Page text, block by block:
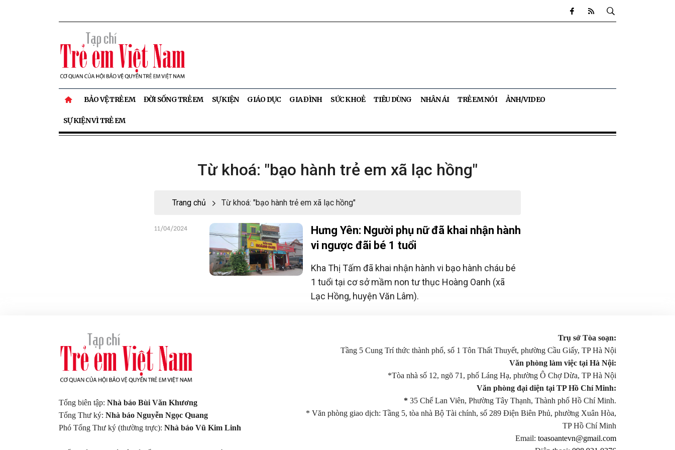
BẢO VỆ TRẺ EM ĐỜI SỐNG TRẺ EM SỰ KIỆN GIÁO DỤC GIA ĐÌNH SỨC KHOẺ TIÊU DÙNG NHÂN ÁI TRẺ EM NÓI ẢNH/VIDEO
SỰ KIỆN VÌ TRẺ EM
Từ khoá: "bạo hành trẻ em xã lạc hồng"
Trang chủ Từ khoá: "bạo hành trẻ em xã lạc hồng"
Hưng Yên: Người phụ nữ đã khai nhận hành
vi ngược đãi bé 1 tuổi
Kha Thị Tấm đã khai nhận hành vi bạo hành cháu bé
1 tuổi tại cơ sở mầm non tư thục Hoàng Oanh (xã
Lạc Hồng, huyện Văn Lâm).
11/04/2024
Tổng biên tập: Nhà báo Bùi Văn Khương
Tổng Thư ký: Nhà báo Nguyễn Ngọc Quang
Phó Tổng Thư ký (thường trực): Nhà báo Vũ Kim Linh
Trụ sở Tòa soạn:
Tầng 5 Cung Trí thức thành phố, số 1 Tôn Thất Thuyết, phường Cầu Giấy, TP Hà Nội
Văn phòng làm việc tại Hà Nội:
*Tòa nhà số 12, ngõ 71, phố Láng Hạ, phường Ô Chợ Dừa, TP Hà Nội
Văn phòng đại diện tại TP Hồ Chí Minh:
* 35 Chế Lan Viên, Phường Tây Thạnh, Thành phố Hồ Chí Minh.
* Văn phòng giao dịch: Tầng 5, tòa nhà Bộ Tài chính, số 289 Điện Biên Phủ, phường Xuân Hòa,
TP Hồ Chí Minh
Email: toasoantevn@gmail.com